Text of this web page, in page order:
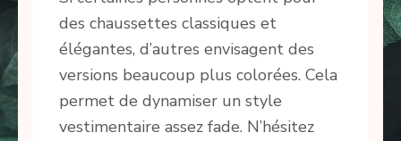
des chaussettes classiques et
élégantes, d’autres envisagent des
versions beaucoup plus colorées. Cela
permet de dynamiser un style
vestimentaire assez fade. N’hésitez